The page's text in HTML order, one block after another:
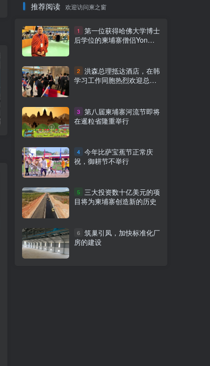
柬埔寨金港高速公路8个入口列表附详细地图定位
推荐阅读 欢迎访问柬之窗
1
第一位获得哈佛大学博士
后学位的柬埔寨僧侣Yon
2 洪森总理抵达酒店，在韩
学习工作同胞热烈欢迎总理
3 第八届柬埔寨河流节即将
在暹粒省隆重举行
4 今年比萨宝蕉节正常庆
祝，御耕节不举行
5 三大投资数十亿美元的项
目将为柬埔寨创造新的历史
6 筑巢引凤，加快标准化厂
房的建设